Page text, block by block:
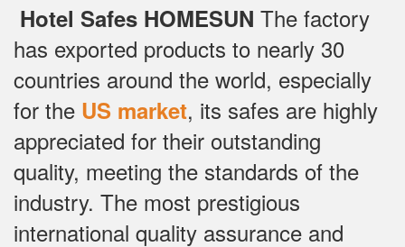
Hotel Safes HOMESUN The factory
has exported products to nearly 30
countries around the world, especially
for the US market, its safes are highly
appreciated for their outstanding
quality, meeting the standards of the
industry. The most prestigious
international quality assurance and